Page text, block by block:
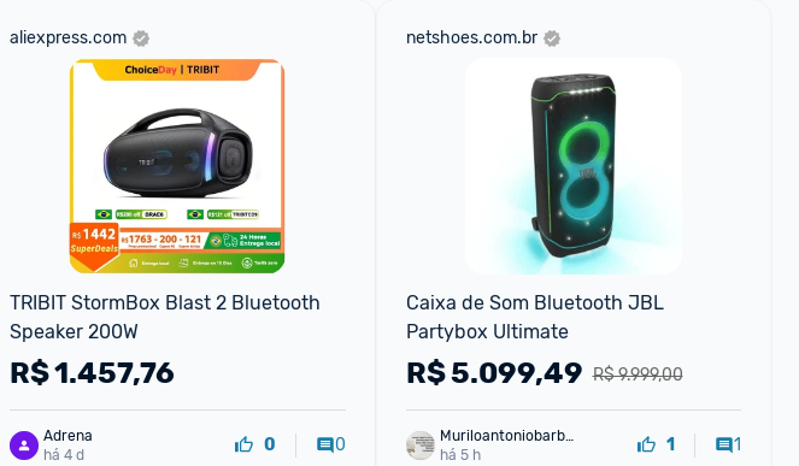
aliexpress.com
TRIBIT StormBox Blast 2 Bluetooth
Speaker 200W
R$1.457,76
Adrena
há 4 d
0 0
netshoes.com.br
Caixa de Som Bluetooth JBL
Partybox Ultimate
R$ 9.999,00
R$5.099,49
Muriloantoniobarbo
sa
há 5 h 1 1